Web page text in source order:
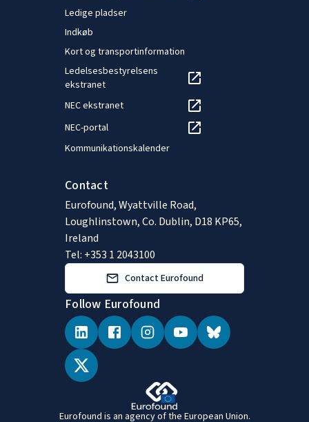
Ledige pladser
Indkøb
Kort og transportinformation
Ledelsesbestyrelsens
ekstranet
NEC ekstranet
NEC-portal
Kommunikationskalender
Contact
Eurofound, Wyattville Road,
Loughlinstown, Co. Dublin, D18 KP65,
Ireland
Tel: +353 1 2043100
Contact Eurofound
Follow Eurofound
Eurofound is an agency of the European Union.